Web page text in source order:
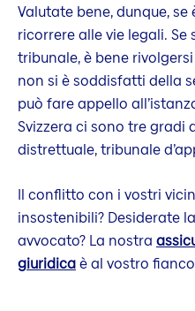
Valutate bene, dunque,
ricorrere alle vie legali.
tribunale, è bene
non si è soddisfatti della
può fare appello
Svizzera ci sono tre gradi
distrettuale, tribunale
Il conflitto con i vostri
insostenibili? Desiderate
avvocato? La nostra
giuridicaè al vostro